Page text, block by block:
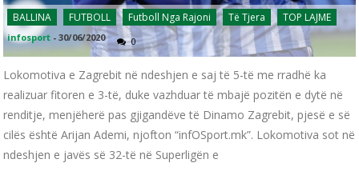
BALLINA FUTBOLL Futboll Nga Rajoni Të Tjera TOP LAJME
infosport -30/06/2020 0
Lokomotiva e Zagrebit në ndeshjen e saj të 5-të me rradhë ka
realizuar fitoren e 3-të, duke vazhduar të mbajë pozitën e dytë në
renditje, menjëherë pas gjigandëve të Dinamo Zagrebit, pjesë e së
cilës është Arijan Ademi, njofton “infOSport.mk”. Lokomotiva sot në
ndeshjen e javës së 32-të në Superligën e